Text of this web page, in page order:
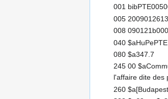
001
005
008
040 $aHuPePTE
080 $a347.7
245 00
l'affaire dite des
260